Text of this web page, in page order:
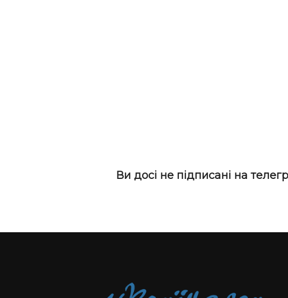
Ви досі не підписані на